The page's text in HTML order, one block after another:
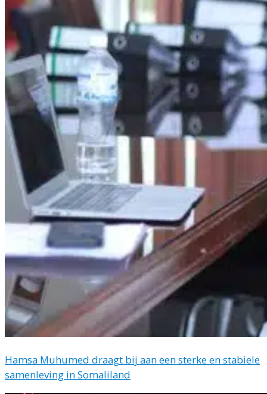
Hamsa Muhumed draagt bij aan een sterke en stabiele
samenleving in Somaliland